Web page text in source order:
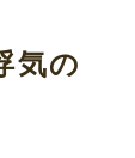
気の